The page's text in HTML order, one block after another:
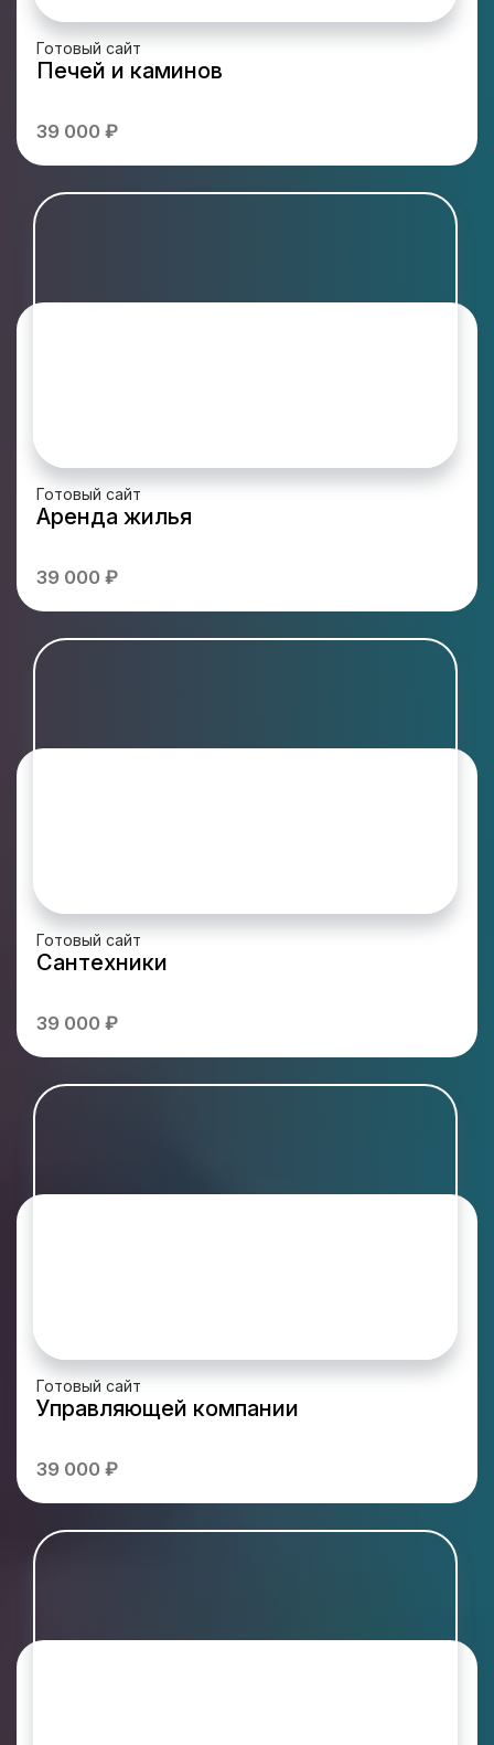
Готовый сайт
Печей и каминов
39 000 ₽
Готовый сайт
Аренда жилья
39 000 ₽
Готовый сайт
Сантехники
39 000 ₽
Готовый сайт
Управляющей компании
39 000 ₽